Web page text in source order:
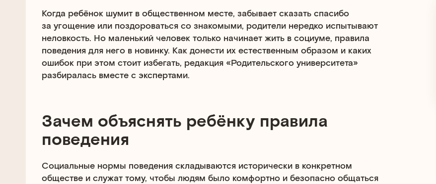
Когда ребёнок шумит в общественном месте, забывает сказать спасибо
за угощение или поздороваться со знакомыми, родители нередко испытывают
неловкость. Но маленький человек только начинает жить в социуме, правила
поведения для него в новинку. Как донести их естественным образом и каких
ошибок при этом стоит избегать, редакция «Родительского университета»
разбиралась вместе с экспертами.
Зачем объяснять ребёнку правила
поведения
Социальные нормы поведения складываются исторически в конкретном
обществе и служат тому, чтобы людям было комфортно и безопасно общаться